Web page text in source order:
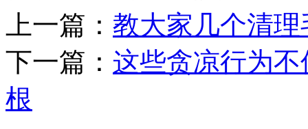
上一篇： 教大家几个清
下一篇： 这些贪凉行为
根